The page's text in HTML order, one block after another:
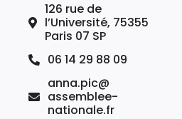
126 rue de
l’Université, 75355
Paris 07 SP
06 14 29 88 09
anna.pic@
assemblee-
nationale.fr